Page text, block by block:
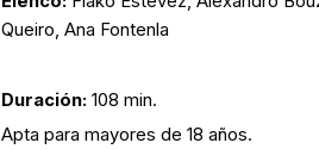
Queiro, Ana Fontenla
Duración: 108 min.
Apta para mayores de 18 años.